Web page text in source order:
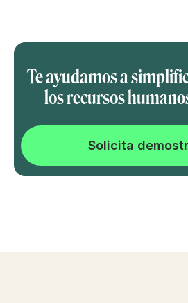
Te ayudamos a
los recursos
Solicita